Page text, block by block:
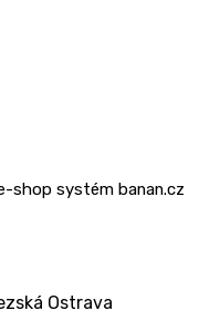
shop systém banan.cz
Ostrava